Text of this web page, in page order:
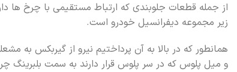
از جمله قطعات جلوبندی که ارتباط مستقیمی با چرخ ها
زیر مجموعه دیفرانسیل خودرو است.
همانطور که در بالا به آن پرداختیم نیرو از گیربکس
و میل پلوس که در سر پلوس قرار دارند به سمت